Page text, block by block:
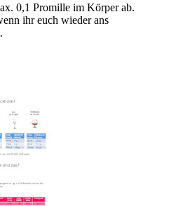
0,1 Promille im Körper ab.
ihr euch wieder ans